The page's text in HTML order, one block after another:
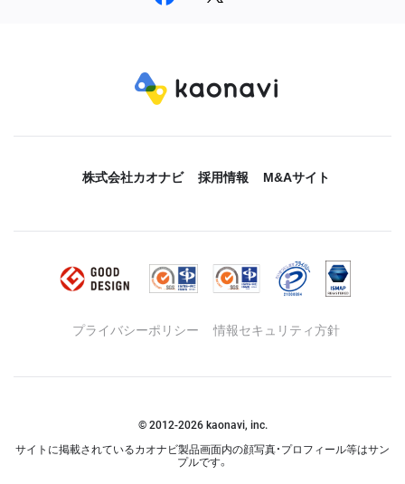
株式会社カオナビ 採用情報 M&Aサイト
プライバシーポリシー 情報セキュリティ方針
© 2012-2026kaonavi, inc.
サイトに掲載されているカオナビ製品画面内の顔写真・プロフィール等はサン
プルです。